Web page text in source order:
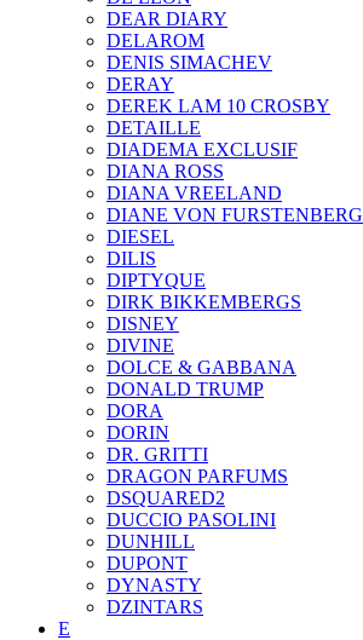
DEAR DIARY
DELAROM
DENIS SIMACHEV
DERAY
DEREK LAM 10 CROSBY
DETAILLE
DIADEMA EXCLUSIF
DIANA ROSS
DIANA VREELAND
DIANE VON FURSTENBERG
DIESEL
DILIS
DIPTYQUE
DIRK BIKKEMBERGS
DISNEY
DIVINE
DOLCE & GABBANA
DONALD TRUMP
DORA
DORIN
DR. GRITTI
DRAGON PARFUMS
DSQUARED2
DUCCIO PASOLINI
DUNHILL
DUPONT
DYNASTY
DZINTARS
E